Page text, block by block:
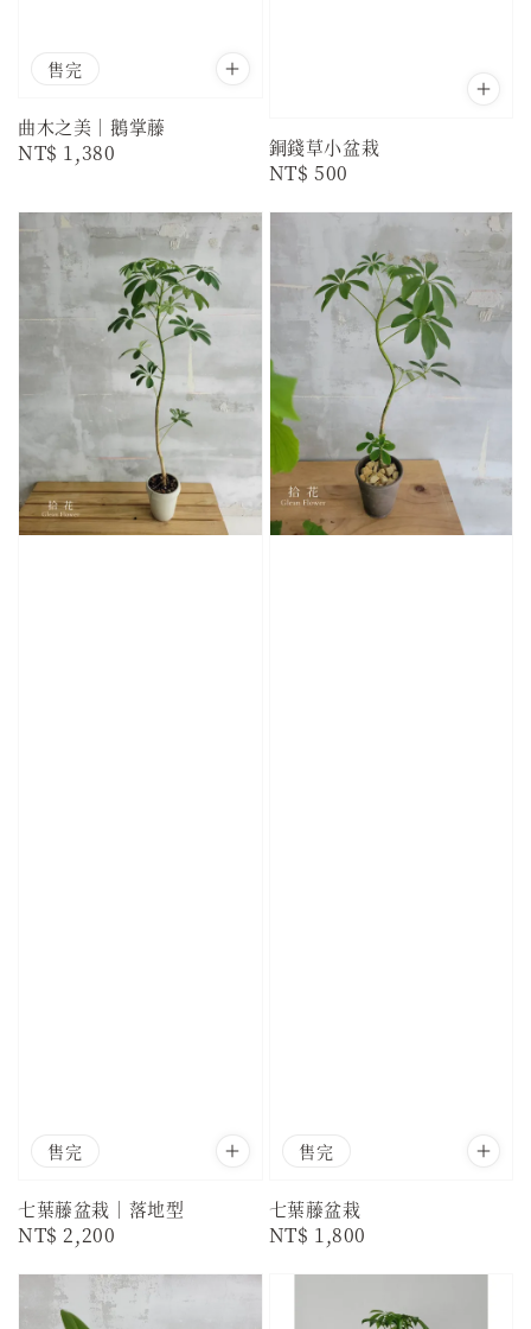
售完
曲木之美｜鵝掌藤
Regular
NT$ 1,380 銅錢草小盆栽
Regular
NT$ 500
售完
七葉藤盆栽｜落地型
Regular
NT$ 2,200
售完
七葉藤盆栽
Regular
NT$ 1,800